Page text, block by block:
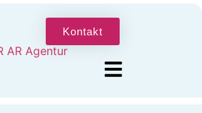
Kontakt